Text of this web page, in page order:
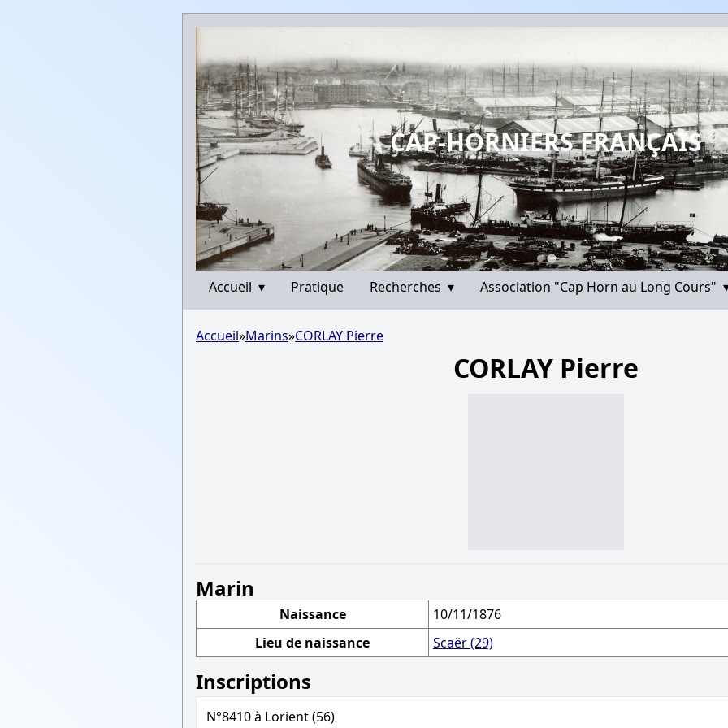
CAP-HORNIERS FRANÇAIS
Accueil ▾ Pratique Recherches ▾ Association "Cap Horn au Long Cours"
Accueil»Marins»CORLAY Pierre
CORLAY Pierre
Marin
Naissance
10/11/1876
Lieu de naissance
Scaër (29)
Inscriptions
N°8410 à Lorient (56)